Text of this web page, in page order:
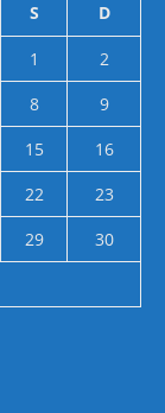
S D
1
2
8
9
15
16
22
23
29
30